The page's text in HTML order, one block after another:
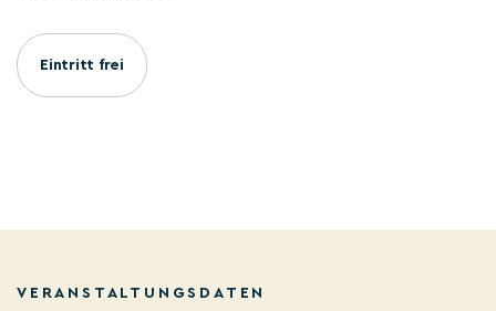
Eintritt frei
VERANSTALTUNGSDATEN